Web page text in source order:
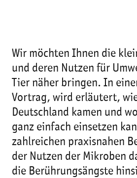
Wir möchten Ihnen die
und deren Nutzen für
Tier näher bringen. In
Vortrag, wird erläutert,
Deutschland kamen und
ganz einfach einsetzen
zahlreichen praxisnahen
der Nutzen der Mikroben
die Berührungsängste